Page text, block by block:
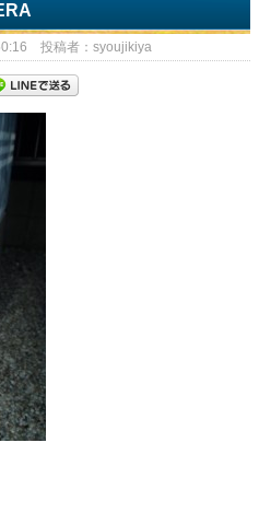
投稿者：syoujikiya